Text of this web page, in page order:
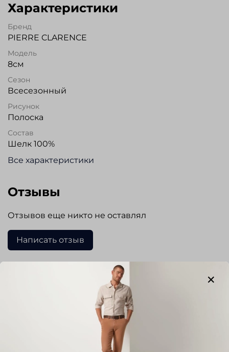
Характеристики
Бренд
PIERRE CLARENCE
Модель
8см
Сезон
Всесезонный
Рисунок
Полоска
Состав
Шелк 100%
Все характеристики
Отзывы
Отзывов еще никто не оставлял
Написать отзыв